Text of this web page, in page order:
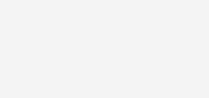
людях, о том, что касается каждого